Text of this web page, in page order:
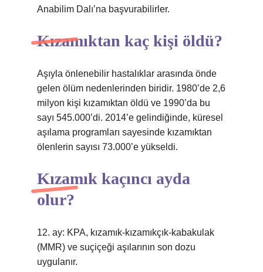
Anabilim Dalı’na başvurabilirler.
Kızamıktan kaç kişi öldü?
Aşıyla önlenebilir hastalıklar arasında önde
gelen ölüm nedenlerinden biridir. 1980’de 2,6
milyon kişi kızamıktan öldü ve 1990’da bu
sayı 545.000’di. 2014’e gelindiğinde, küresel
aşılama programları sayesinde kızamıktan
ölenlerin sayısı 73.000’e yükseldi.
Kızamık kaçıncı ayda
olur?
12. ay: KPA, kızamık-kızamıkçık-kabakulak
(MMR) ve suçiçeği aşılarının son dozu
uygulanır.